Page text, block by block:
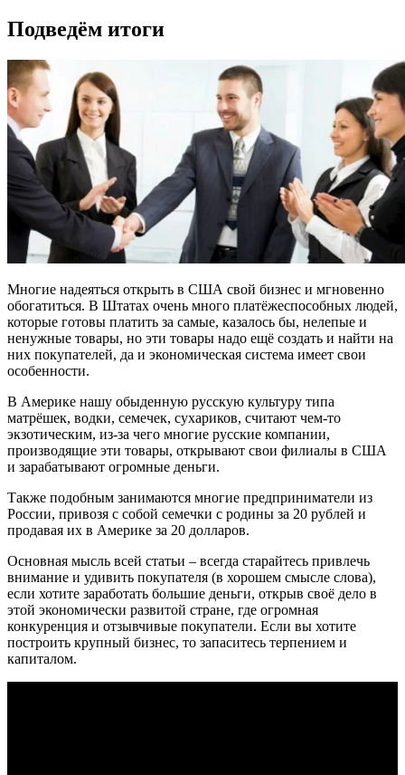
Подведём итоги
Многие надеяться открыть в США свой бизнес и мгновенно
обогатиться. В Штатах очень много платёжеспособных людей,
которые готовы платить за самые, казалось бы, нелепые и
ненужные товары, но эти товары надо ещё создать и найти на
них покупателей, да и экономическая система имеет свои
особенности.
В Америке нашу обыденную русскую культуру типа
матрёшек, водки, семечек, сухариков, считают чем-то
экзотическим, из-за чего многие русские компании,
производящие эти товары, открывают свои филиалы в США
и зарабатывают огромные деньги.
Также подобным занимаются многие предприниматели из
России, привозя с собой семечки с родины за 20 рублей и
продавая их в Америке за 20 долларов.
Основная мысль всей статьи – всегда старайтесь привлечь
внимание и удивить покупателя (в хорошем смысле слова),
если хотите заработать большие деньги, открыв своё дело в
этой экономически развитой стране, где огромная
конкуренция и отзывчивые покупатели. Если вы хотите
построить крупный бизнес, то запаситесь терпением и
капиталом.